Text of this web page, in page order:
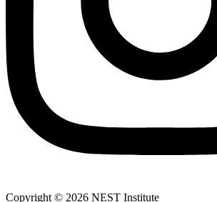
Copyright © 2026 NEST Institute